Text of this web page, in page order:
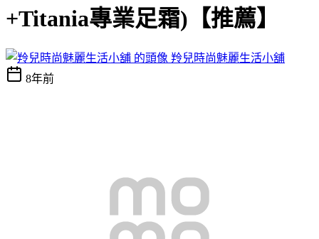
+Titania專業足霜)【推薦】
羚兒時尚魅麗生活小舖
8年前